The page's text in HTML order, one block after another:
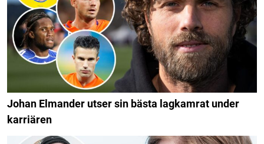
Johan Elmander utser sin bästa lagkamrat under
karriären